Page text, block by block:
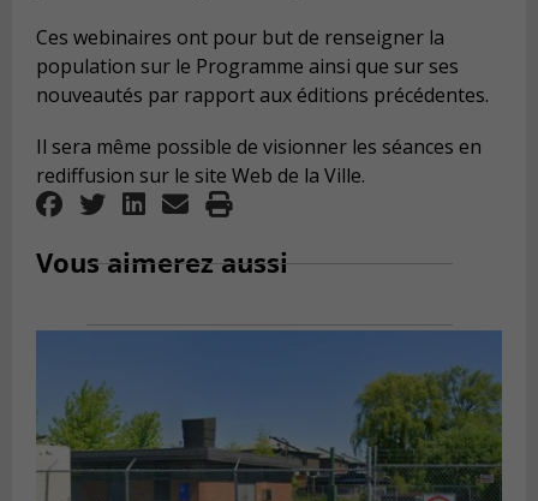
Ces webinaires ont pour but de renseigner la
population sur le Programme ainsi que sur ses
nouveautés par rapport aux éditions précédentes.
Il sera même possible de visionner les séances en
rediffusion sur le site Web de la Ville.
Vous aimerez aussi